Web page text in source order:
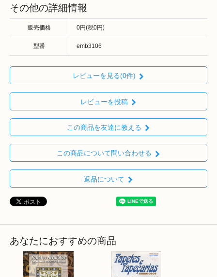
その他の詳細情報
販売価格 0円(税0円)
型番 emb3106
レビューを見る(0件)
レビューを投稿
この商品を友達に教える
この商品について問い合わせる
返品について
あなたにおすすめの商品